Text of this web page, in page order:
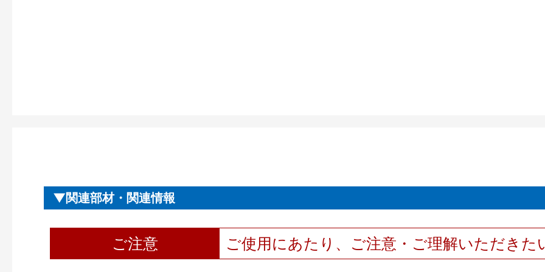
関連部材・関連情報
ご注意 ご使用にあたり、ご注意・ご理解いただきた